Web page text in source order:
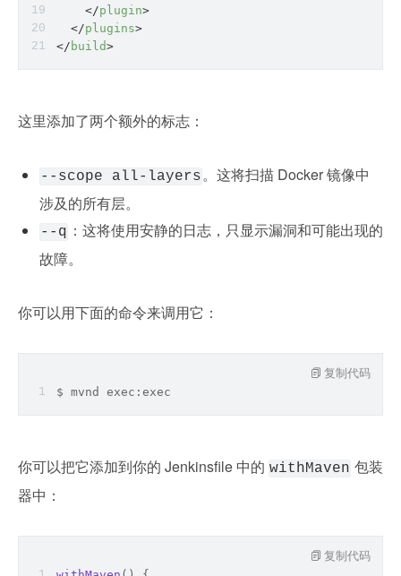
</plugin>
</plugins>
</ build>
这里添加了两个额外的标志：
--scope all-layers。这将扫描 Docker 镜像中
涉及的所有层。
--q ：这将使用安静的日志，只显示漏洞和可能出现的
故障。
你可以用下面的命令来调用它：
$ mvnd exec : exec
复制代码
你可以把它添加到你的 Jenkinsfile 中的 withMaven 包装
器中：
复制代码